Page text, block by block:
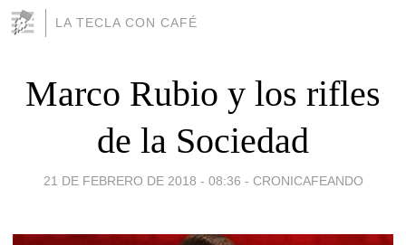
LA TECLA CON CAFÉ
Marco Rubio y los rifles
de la Sociedad
21 DE FEBRERO DE 2018 - 08:36 - CRONICAFEANDO